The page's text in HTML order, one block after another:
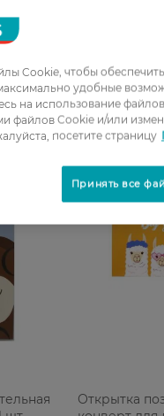
Открытка
Cookie, чтобы
удобные
на использование
файлов Cookie и/или
посетите страницу
Принять все